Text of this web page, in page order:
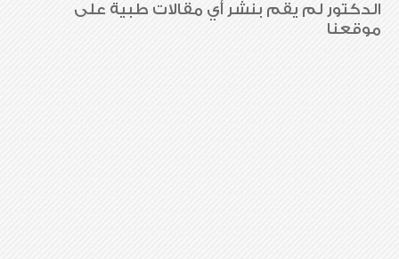
الدكتور لم يقم بنشر أي مقالات طبية على
موقعنا